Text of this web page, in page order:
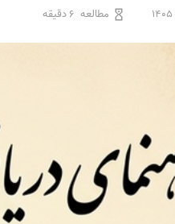
مطالعه 6 دقیقه